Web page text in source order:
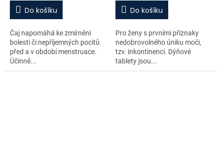
Do košíku
Čaj napomáhá ke zmírnění
bolesti či nepříjemných pocitů
před a v období menstruace.
Účinně...
Do košíku
Pro ženy s prvními příznaky
nedobrovolného úniku moči,
tzv. inkontinencí. Dýňové
tablety jsou...